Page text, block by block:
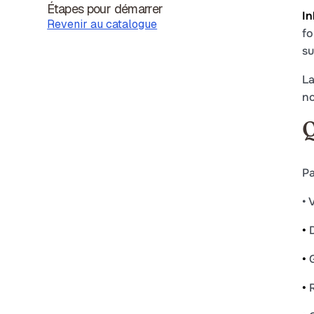
Étapes pour démarrer
Revenir au catalogue
•
•
•
•